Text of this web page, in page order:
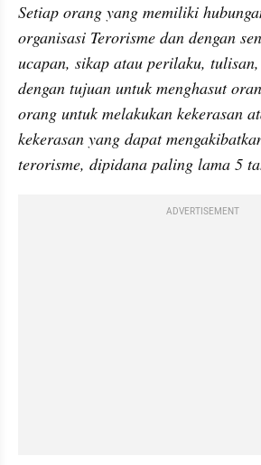
Setiap orang yang memiliki
organisasi Terorisme dan dengan
ucapan, sikap atau perilaku,
dengan tujuan untuk menghasut
orang untuk melakukan kekerasan
kekerasan yang dapat
terorisme, dipidana paling lama 5
ADVERTISEMENT